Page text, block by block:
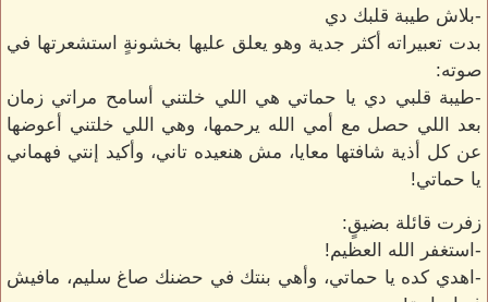
-بلاش طيبة قلبك دي
بدت تعبيراته أكثر جدية وهو يعلق عليها بخشونةٍ استشعرتها في
صوته:
-طيبة قلبي دي يا حماتي هي اللي خلتني أسامح مراتي زمان
بعد اللي حصل مع أمي الله يرحمها، وهي اللي خلتني أعوضها
عن كل أذية شافتها معايا، مش هنعيده تاني، وأكيد إنتي فهماني
يا حماتي!
زفرت قائلة بضيقٍ:
-استغفر الله العظيم!
-اهدي كده يا حماتي، وأهي بنتك في حضنك صاغ سليم، مافيش